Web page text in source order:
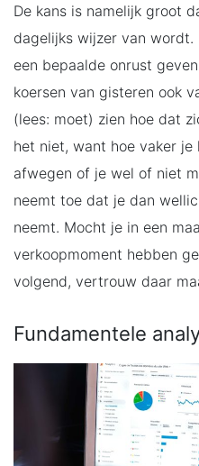
De kans is namelijk groot
dagelijks wijzer van wordt.
een bepaalde onrust
koersen van gisteren ook
(lees: moet) zien hoe dat
het niet, want hoe vaker je
afwegen of je wel of niet
neemt toe dat je dan
neemt. Mocht je in een
verkoopmoment hebben
volgend, vertrouw daar
Fundamentele